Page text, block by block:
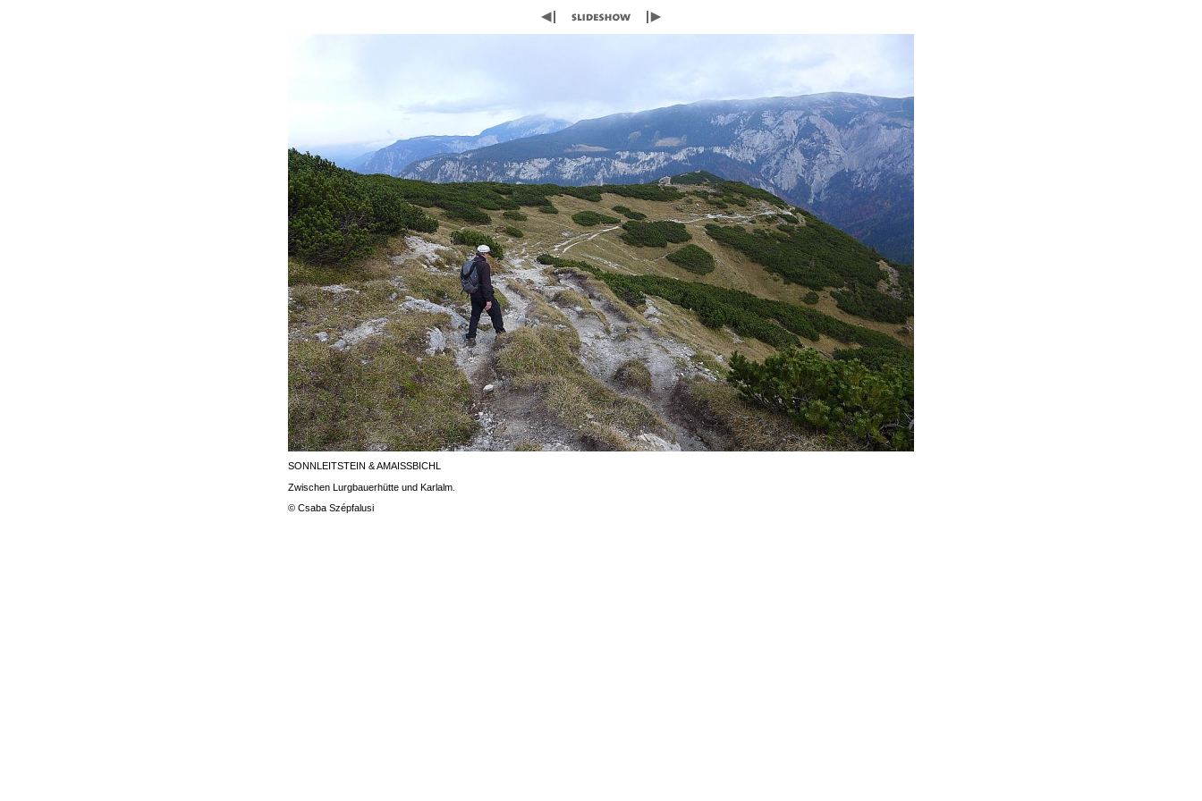
SONNLEITSTEIN & AMAISSBICHL
Zwischen Lurgbauerhütte und Karlalm.
© Csaba Szépfalusi